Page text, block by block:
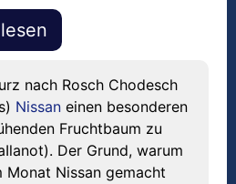
nach Rosch Chodesch
Nissan einen besonderen
Fruchtbaum zu
Der Grund, warum
Monat Nissan gemacht